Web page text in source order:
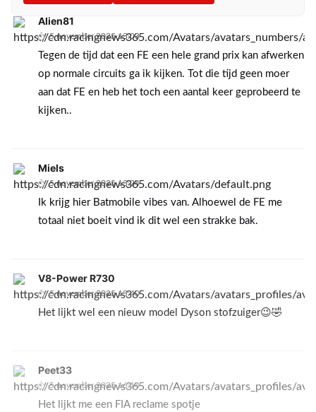
Alien81
5 november 2025 13:03
Tegen de tijd dat een FE een hele grand prix kan afwerken
op normale circuits ga ik kijken. Tot die tijd geen moer
aan dat FE en heb het toch een aantal keer geprobeerd te
kijken..
Miels
5 november 2025 13:24
Ik krijg hier Batmobile vibes van. Alhoewel de FE me
totaal niet boeit vind ik dit wel een strakke bak.
V8-Power R730
5 november 2025 13:40
Het lijkt wel een nieuw model Dyson stofzuiger😉🤣
Peet33
5 november 2025 16:14
Het lijkt me een FIA reclame spotje